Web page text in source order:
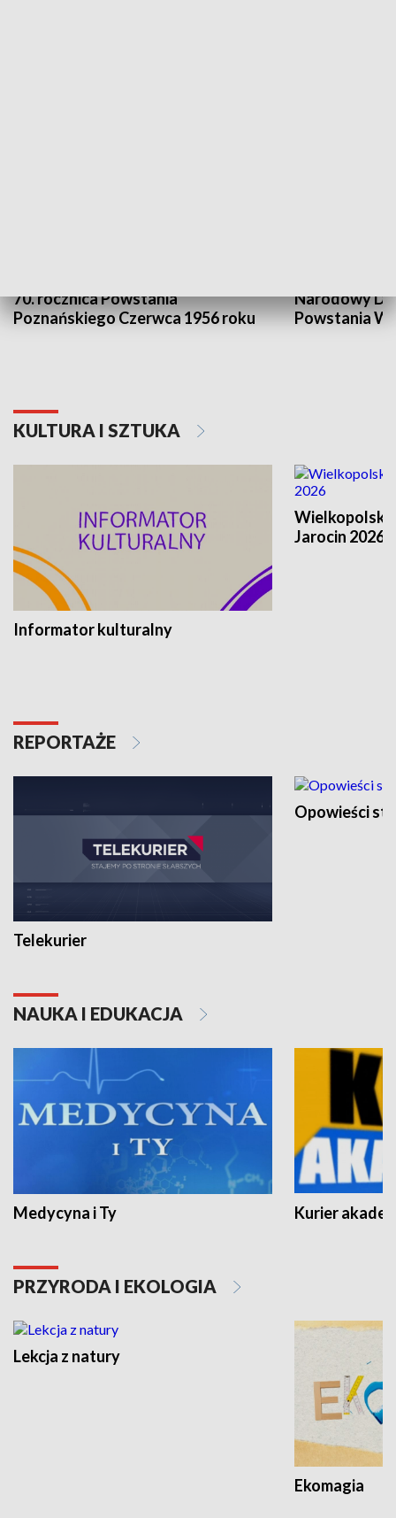
70. rocznica Powstania
Poznańskiego Czerwca 1956 roku
Narodowy
Powstania
KULTURA I SZTUKA
Informator kulturalny
Jarocin 2026
REPORTAŻE
Telekurier
Opowieści
NAUKA I EDUKACJA
Medycyna i Ty Kurier
PRZYRODA I EKOLOGIA
Lekcja z natury
Ekomagia